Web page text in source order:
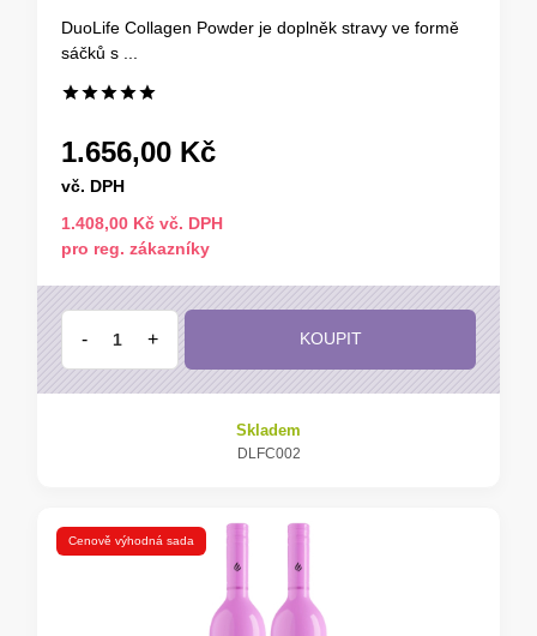
DuoLife Collagen Powder je doplněk stravy ve formě
sáčků s ...
1.656,00 Kč
vč. DPH
1.408,00 Kč vč. DPH
pro reg. zákazníky
- + KOUPIT
Skladem
DLFC002
Cenově výhodná sada